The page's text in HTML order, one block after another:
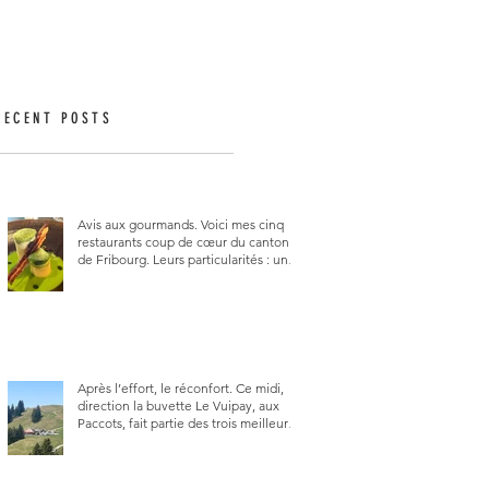
POSTS
Avis aux gourmands. Voici mes cinq
restaurants coup de cœur du canton
de Fribourg. Leurs particularités : un
Après l’effort, le réconfort. Ce midi,
direction la buvette Le Vuipay, aux
Paccots, fait partie des trois meilleures